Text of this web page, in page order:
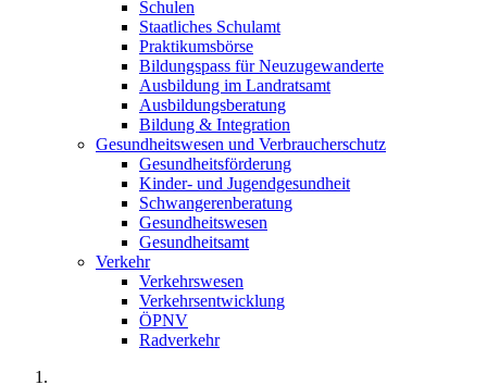
Schulen
Staatliches Schulamt
Praktikumsbörse
Bildungspass für Neuzugewanderte
Ausbildung im Landratsamt
Ausbildungsberatung
Bildung & Integration
Gesundheitswesen und Verbraucherschutz
Gesundheitsförderung
Kinder- und Jugendgesundheit
Schwangerenberatung
Gesundheitswesen
Gesundheitsamt
Verkehr
Verkehrswesen
Verkehrsentwicklung
ÖPNV
Radverkehr